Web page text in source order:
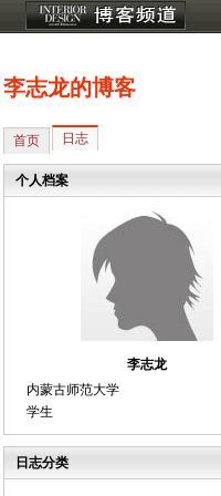
李志龙的博客
首页 日志
个人档案
李志龙
内蒙古师范大学
学生
日志分类